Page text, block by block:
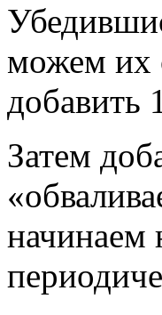
можем их
добавить
Затем
начинаем